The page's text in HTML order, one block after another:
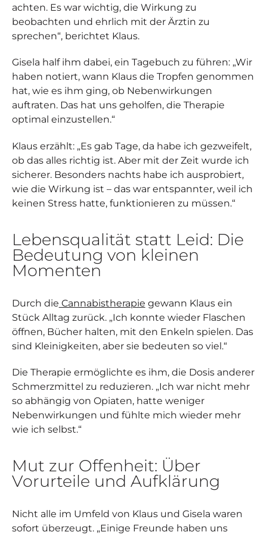
achten. Es war wichtig, die Wirkung zu
beobachten und ehrlich mit der Ärztin zu
sprechen“, berichtet Klaus.
Gisela half ihm dabei, ein Tagebuch zu führen: „Wir
haben notiert, wann Klaus die Tropfen genommen
hat, wie es ihm ging, ob Nebenwirkungen
auftraten. Das hat uns geholfen, die Therapie
optimal einzustellen.“
Klaus erzählt: „Es gab Tage, da habe ich gezweifelt,
ob das alles richtig ist. Aber mit der Zeit wurde ich
sicherer. Besonders nachts habe ich ausprobiert,
wie die Wirkung ist – das war entspannter, weil ich
keinen Stress hatte, funktionieren zu müssen.“
Lebensqualität statt Leid: Die
Bedeutung von kleinen
Momenten
Durch die Cannabistherapie gewann Klaus ein
Stück Alltag zurück. „Ich konnte wieder Flaschen
öffnen, Bücher halten, mit den Enkeln spielen. Das
sind Kleinigkeiten, aber sie bedeuten so viel.“
Die Therapie ermöglichte es ihm, die Dosis anderer
Schmerzmittel zu reduzieren. „Ich war nicht mehr
so abhängig von Opiaten, hatte weniger
Nebenwirkungen und fühlte mich wieder mehr
wie ich selbst.“
Mut zur Offenheit: Über
Vorurteile und Aufklärung
Nicht alle im Umfeld von Klaus und Gisela waren
sofort überzeugt. „Einige Freunde haben uns